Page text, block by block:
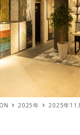
2025年 2025年11